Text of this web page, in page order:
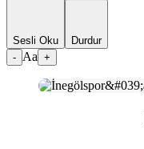
Sesli Oku
Durdur
- Aa +